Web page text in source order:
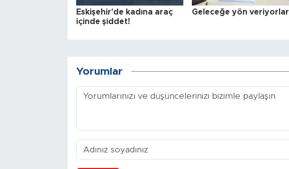
Eskişehir'de kadına araç
içinde şiddet!
Geleceğe yön veriyorlar
Yorumlar